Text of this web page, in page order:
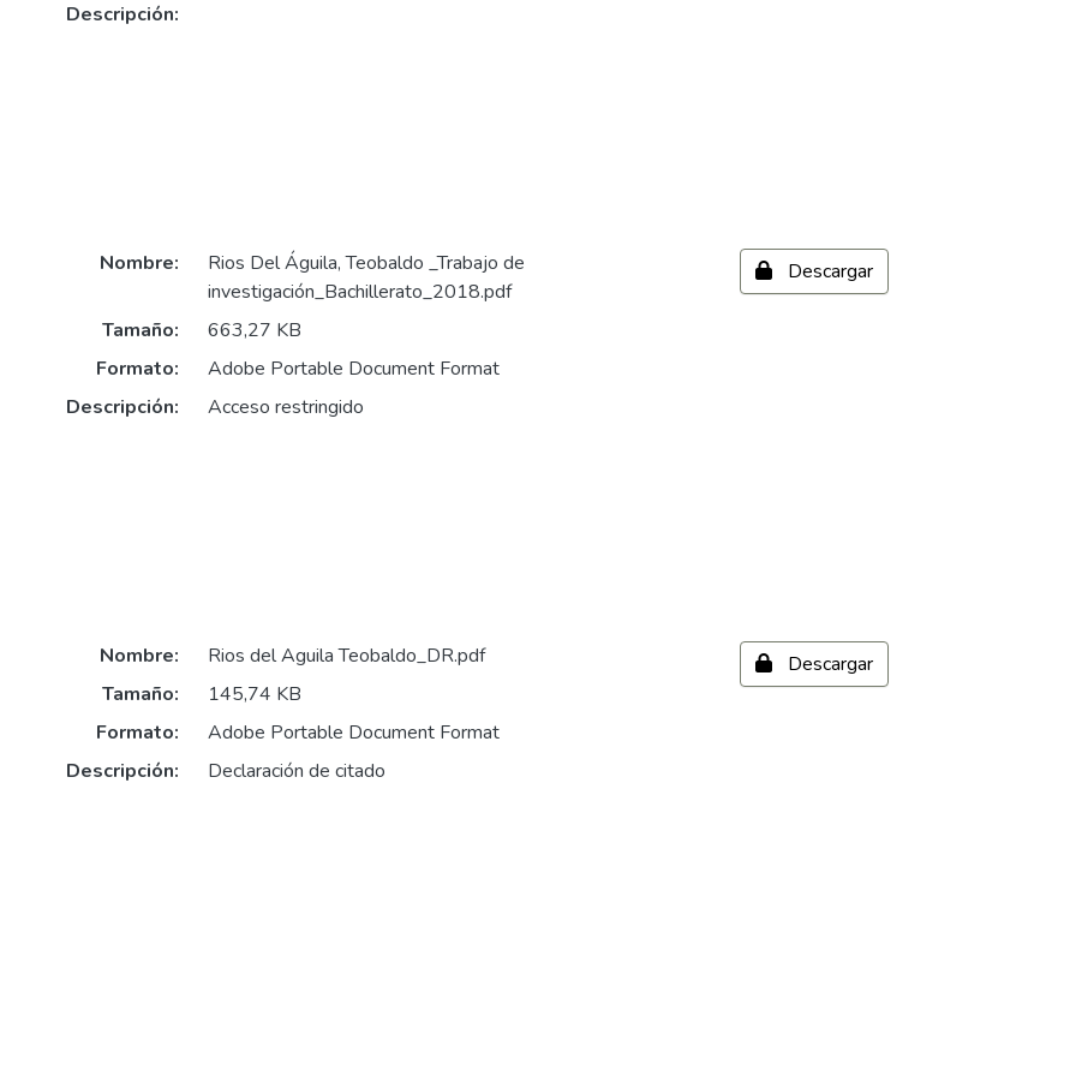
Descripción:
Nombre:
Rios Del Águila, Teobaldo _Trabajo de
investigación_Bachillerato_2018.pdf
Tamaño:
663,27 KB
Formato:
Adobe Portable Document Format
Descripción:
Acceso restringido
Descargar
Nombre:
Rios del Aguila Teobaldo_DR.pdf
Tamaño:
145,74 KB
Formato:
Adobe Portable Document Format
Descripción:
Declaración de citado
Descargar